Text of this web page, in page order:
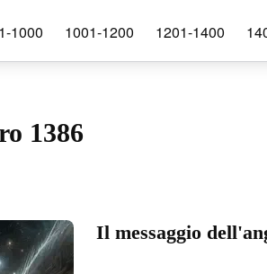
1000 1001-1200 1201-1400
1386
Il messaggio